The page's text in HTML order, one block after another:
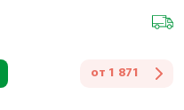
от 1 871